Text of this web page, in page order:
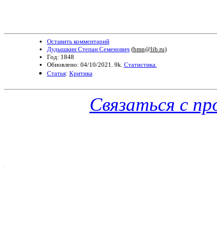
Оставить комментарий
Дудышкин Степан Семенович (bmn@lib.ru)
Год: 1848
Обновлено: 04/10/2021. 9k. Статистика.
Статья: Критика
Связаться с